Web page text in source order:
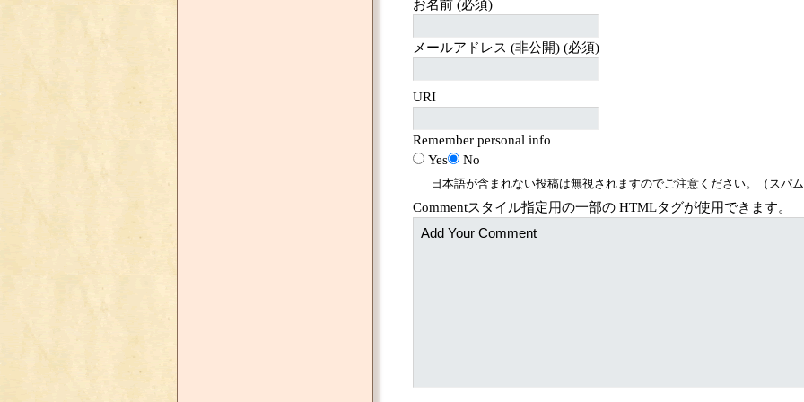
お名前 (必須)
メールアドレス (非公開) (必須)
URI
Remember personal info
Yes
No
日本語が含まれない投稿は無視されますのでご注意ください。（スパ
Commentスタイル指定用の一部の HTMLタグが使用できます。